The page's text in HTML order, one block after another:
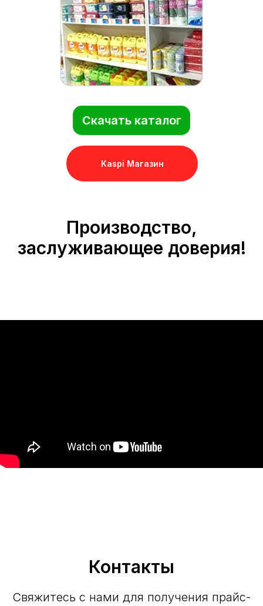
Kaspi Магазин
Скачать каталог
Производство,
заслуживающее доверия!
Контакты
Свяжитесь с нами для получения прайс-